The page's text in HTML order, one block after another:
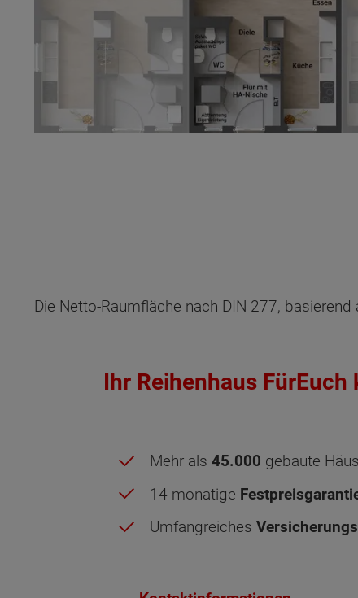
Die Netto-Raumfläche nach DIN 277,
Ihr Reihenhaus
Mehr als 45.000 gebaute
14-monatige
Umfangreiches